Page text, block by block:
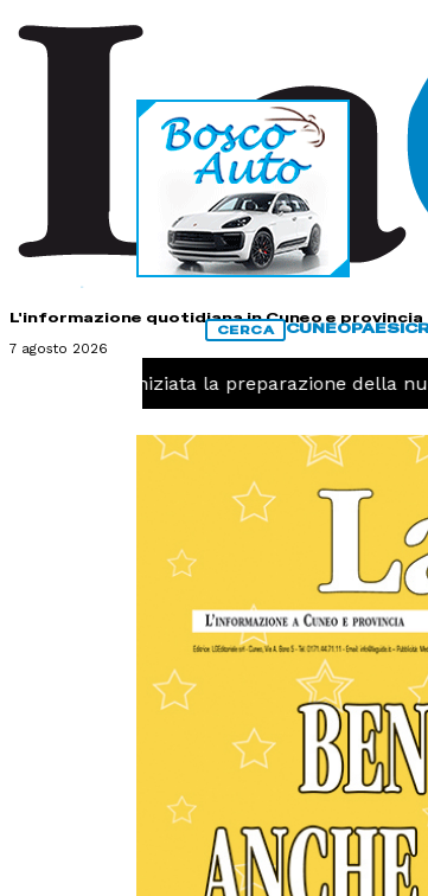
L'informazione quotidiana in Cuneo e provincia
7 agosto 2026
CERCA CUNEOPAESI
Pallavolo, iniziata la preparazione della nuova